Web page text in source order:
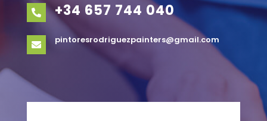
 +34 657 744 040
 pintoresrodriguezpainters@gmail.com